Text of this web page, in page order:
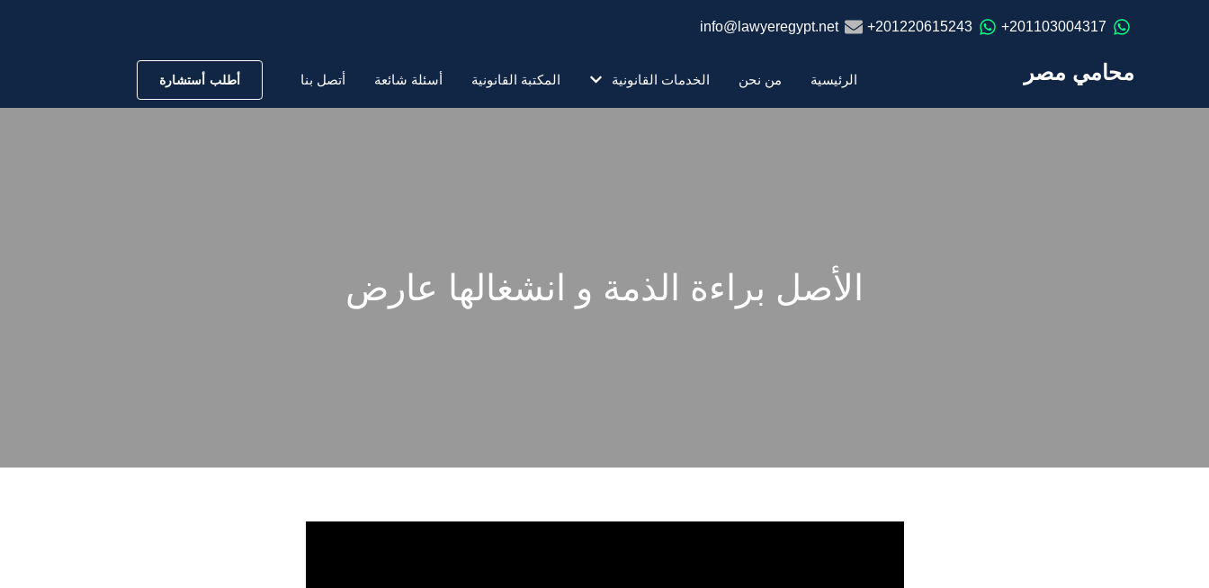
201103004317+
201220615243+
info@lawyeregypt.net
محامي مصر الرئيسية من نحن الخدمات القانونية المكتبة القانونية أسئلة شائعة أتصل بنا أطلب أستشارة
الأصل براءة الذمة و انشغالها عارض